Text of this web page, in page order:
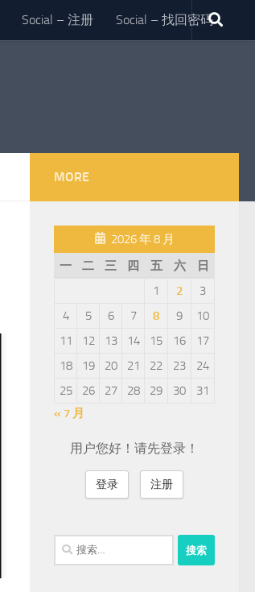
Social – 注册 Social – 找回密码
MORE
2026 年 8 月
一
二 三 四 五 六
日
1
2
3
4
5 6 7 8 9
10
11
12 13 14 15 16
17
18
19 20 21 22 23
24
25
26 27 28 29 30
31
« 7 月
用户您好！请先登录！
登录 注册
搜
索：